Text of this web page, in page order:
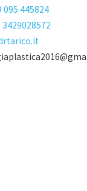
095 445824
3429028572